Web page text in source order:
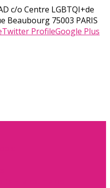
c/o Centre LGBTQI+de
Beaubourg 75003 PARIS
Twitter ProfileGoogle Plus